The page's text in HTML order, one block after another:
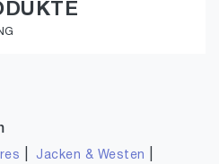
Jacken & Westen